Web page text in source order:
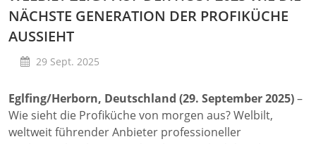
Convotherm
Delfield
Frymaster
Garland
Merco
Merrychef
Multiplex
NÄCHSTE GENERATION DER PROFIKÜCHE
AUSSIEHT
29 Sept. 2025
Eglfing/Herborn, Deutschland (29. September 2025)–
Wie sieht die Profiküche von morgen aus? Welbilt,
weltweit führender Anbieter professioneller